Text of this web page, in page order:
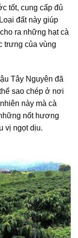
tốt, cung cấp đủ
đất này giúp
ra những hạt cà
trưng của vùng
Tây Nguyên đã
sao chép ở nơi
này mà cà
nốt hương
vị ngọt dịu.